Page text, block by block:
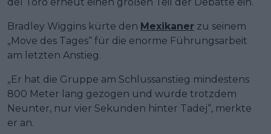
del Toro erneut einen großen Teil der Debatte ein.
Bradley Wiggins kürte den Mexikaner zu seinem
„Move des Tages“ für die enorme Führungsarbeit
am letzten Anstieg.
„Er hat die Gruppe am Schlussanstieg mindestens
800 Meter lang gezogen und wurde trotzdem
Neunter, nur vier Sekunden hinter Tadej“, merkte
er an.